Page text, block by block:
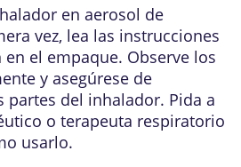
en aerosol de
vez, lea las instrucciones
el empaque. Observe los
y asegúrese de
partes del inhalador. Pida a
o terapeuta respiratorio
usarlo.